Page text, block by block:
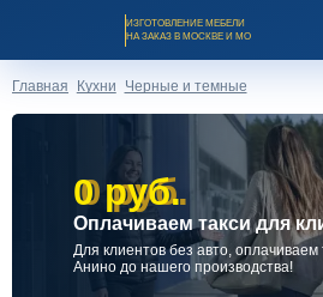
ИЗГОТОВЛЕНИЕ МЕБЕЛИ
НА ЗАКАЗ В МОСКВЕ И МО
Заказать звонок
Главная Кухни Черные и темные
0 руб.
0 руб.
Оплачиваем такси для
Для клиентов без авто, оплачиваем
Анино до нашего производства!